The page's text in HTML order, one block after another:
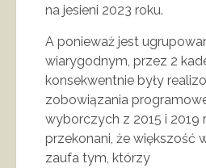
na jesieni 2023 roku.
A ponieważ jest
wiarygodnym, przez 2
konsekwentnie były
zobowiązania
wyborczych z 2015 i 2019
przekonani, że większość
zaufa tym, którzy